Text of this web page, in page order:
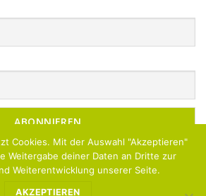
Cookies. Mit der Auswahl "Akzeptieren"
Weitergabe deiner Daten an Dritte zur
Weiterentwicklung unserer Seite.
AKZEPTIEREN